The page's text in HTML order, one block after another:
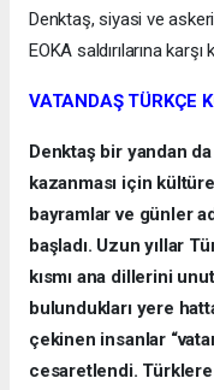
Denktaş, siyasi ve askeri
EOKA saldırılarına
VATANDAŞ TÜRKÇE
Denktaş bir yandan
kazanması için
bayramlar ve günler
başladı. Uzun yıllar
kısmı ana dillerini
bulundukları yere
çekinen insanlar
cesaretlendi.